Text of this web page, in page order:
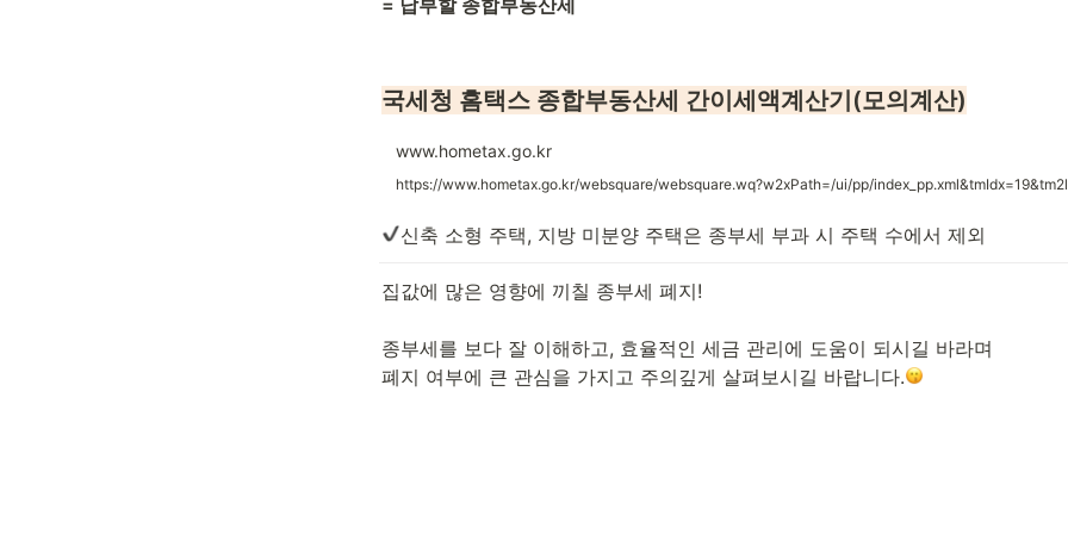
국세청 홈택스 종합부동산세 간이세액계산기(모의계산)
www.hometax.go.kr
https://www.hometax.go.kr/websquare/websquare.wq?w2xPath=/ui/pp/
신축 소형 주택, 지방 미분양 주택은 종부세 부과 시 주택 수에서 제외
집값에 많은 영향에 끼칠 종부세 폐지!
종부세를 보다 잘 이해하고, 효율적인 세금 관리에 도움이 되시길 바라며
폐지 여부에 큰 관심을 가지고 주의깊게 살펴보시길 바랍니다.